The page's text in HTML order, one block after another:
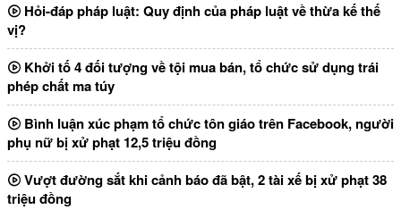
Hỏi-đáp pháp luật: Quy định của pháp luật về thừa kế thế
vị?
Khởi tố 4 đối tượng về tội mua bán, tổ chức sử dụng trái
phép chất ma túy
Bình luận xúc phạm tổ chức tôn giáo trên Facebook, người
phụ nữ bị xử phạt 12,5 triệu đồng
Vượt đường sắt khi cảnh báo đã bật, 2 tài xế bị xử phạt 38
triệu đồng